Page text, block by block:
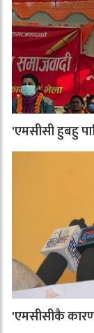
'एमसीसी हुबहु
'एमसीसीकै